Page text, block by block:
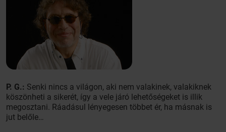
P. G.: Senki nincs a világon, aki nem valakinek, valakiknek
köszönheti a sikerét, így a vele járó lehetőségeket is illik
megosztani. Ráadásul lényegesen többet ér, ha másnak is
jut belőle…